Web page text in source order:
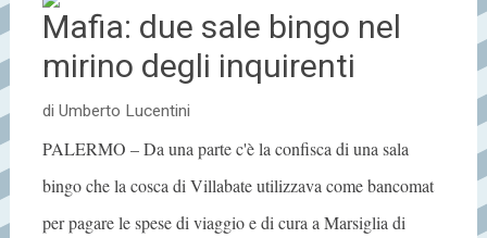
Mafia: due sale bingo nel
mirino degli inquirenti
di Umberto Lucentini
PALERMO – Da una parte c'è la confisca di una sala
bingo che la cosca di Villabate utilizzava come bancomat
per pagare le spese di viaggio e di cura a Marsiglia di